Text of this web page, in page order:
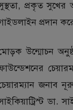
প্রকৃত সুখের
প্রদান
উন্মোচন
জনাব
ডা.